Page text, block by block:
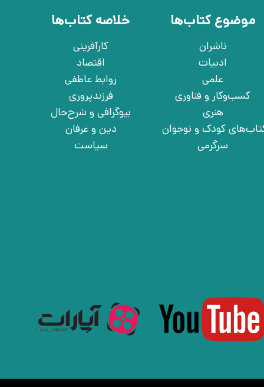
موضوع کتاب‌ها
ناشران
ادبیات
علمی
کسب‌وکار و فناوری
هنری
کودک و نوجوان
سرگرمی
خلاصه کتاب‌ها
کارآفرینی
اقتصاد
روابط عاطفی
فرزندپروری
بیوگرافی و شرح‌حال
دین و عرفان
سیاست